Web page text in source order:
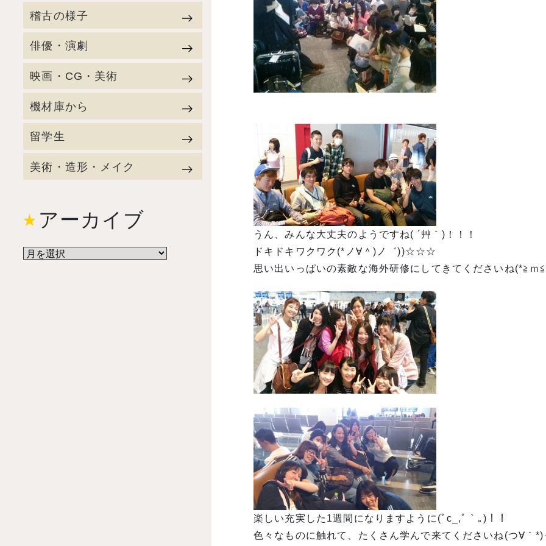
うん、みんな大丈夫のようですね( ´艸｀)！！！
ドキドキワクワク(*ノ∀＾)ノ゛))☆☆☆
思い出いっぱいの素敵な海外研修にしてきてくださいね(*≧
楽しい充実した1週間になりますように(ﾟc_,ﾟ｀｡)！！
色々なものに触れて、たくさん学んで来てくださいね(つ∀｀
稽古の様子
俳優・演劇
映画・CG・美術
機材庫から
留学生
美術・造形・メイク
アーカイブ